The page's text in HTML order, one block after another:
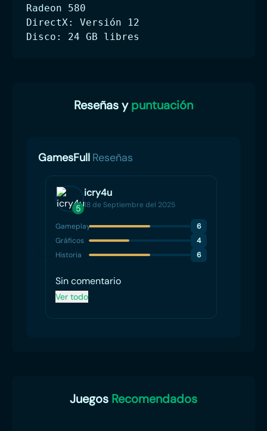
Radeon 580
DirectX: Versión 12
Disco: 24 GB libres
Reseñas ypuntuación
GamesFull Reseñas
5
icry4u
18 de Septiembre del 2025
Gameplay
6
Gráficos
4
Historia
6
Sin comentario
Ver todo
Juegos Recomendados